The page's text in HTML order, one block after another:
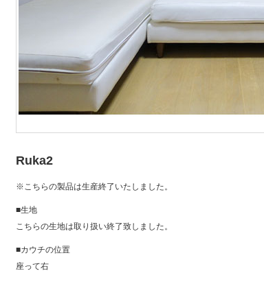
Ruka2
※こちらの製品は生産終了いたしました。
■生地
こちらの生地は取り扱い終了致しました。
■カウチの位置
座って右